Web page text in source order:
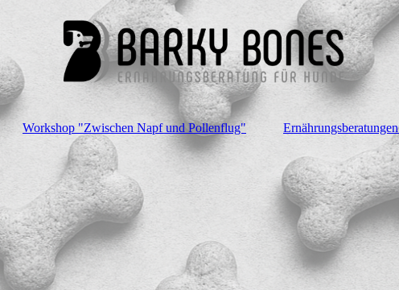
Workshop "Zwischen Napf und Pollenflug" Ernährungsberatungen